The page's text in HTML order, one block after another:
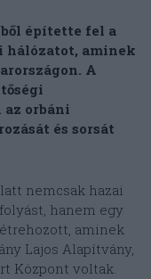
építette fel a
hálózatot, aminek
A
az orbáni
és sorsát
nemcsak hazai
hanem egy
aminek
Lajos Alapítvány,
Központ voltak.